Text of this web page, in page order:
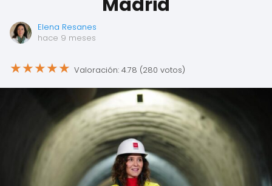
Elena Resanes
hace 9 meses
★★★★★ Valoración: 4.78 (280 votos)